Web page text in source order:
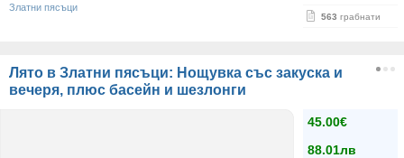
563 грабнати
Златни пясъци
Лято в Златни пясъци: Нощувка със закуска и
вечеря, плюс басейн и шезлонги
45.00€
88.01лв